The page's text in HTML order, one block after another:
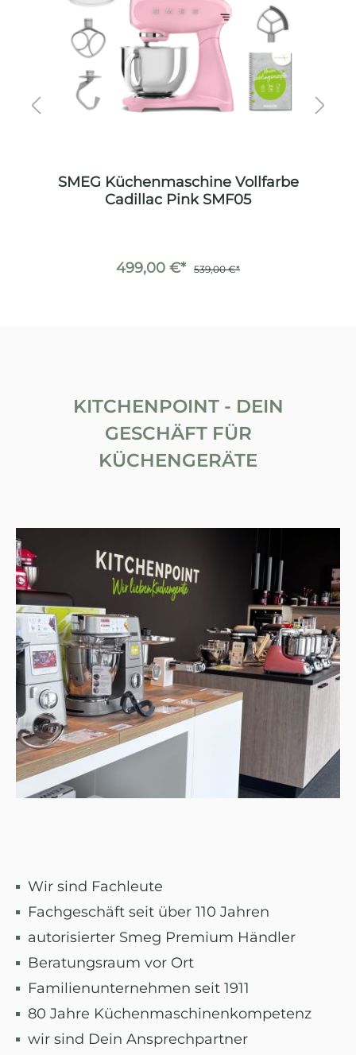
SMEG Küchenmaschine Vollfarbe
Cadillac Pink SMF05
499,00 €* 539,00 €*
KITCHENPOINT - DEIN
GESCHÄFT FÜR
KÜCHENGERÄTE
Wir sind Fachleute
Fachgeschäft seit über 110 Jahren
autorisierter Smeg Premium Händler
Beratungsraum vor Ort
Familienunternehmen seit 1911
80 Jahre Küchenmaschinenkompetenz
wir sind Dein Ansprechpartner